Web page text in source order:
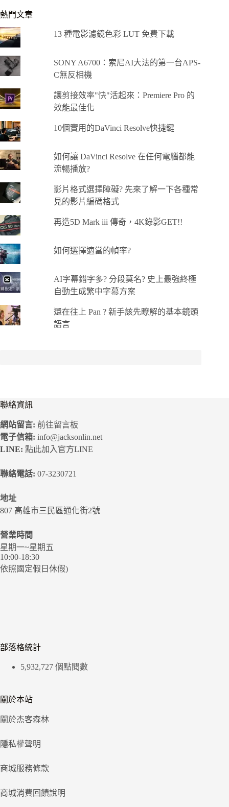
熱門文章
13 種電影濾鏡色彩 LUT 免費下載
SONY A6700：索尼AI大法的第一台APS-
C無反相機
讓剪接效率"快"活起來：Premiere Pro 的
效能最佳化
10個實用的DaVinci Resolve快捷鍵
如何讓 DaVinci Resolve 在任何電腦都能
流暢播放?
影片格式選擇障礙? 先來了解一下各種常
見的影片編碼格式
再造5D Mark iii 傳奇，4K錄影GET!!
如何選擇適當的幀率?
AI字幕錯字多? 分段莫名? 史上最強終極
自動生成繁中字幕方案
還在往上 Pan ? 新手該先瞭解的基本鏡頭
語言
聯絡資訊
網站留言: 前往留言板
電子信箱: info@jacksonlin.net
LINE: 點此加入官方LINE
聯絡電話: 07-3230721
地址
807 高雄市三民區通化街2號
營業時間
星期一~星期五
10:00-18:30
依照國定假日休假)
部落格統計
5,932,727 個點閱數
關於本站
關於杰客森林
隱私權聲明
商城服務條款
商城消費回饋說明